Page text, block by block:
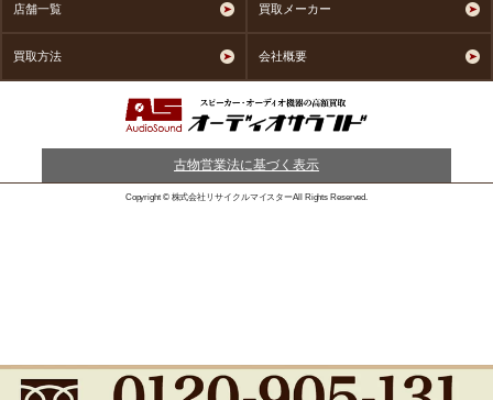
店舗一覧 買取メーカー
買取方法 会社概要
古物営業法に基づく表示
Copyright © 株式会社リサイクルマイスターAll Rights Reserved.